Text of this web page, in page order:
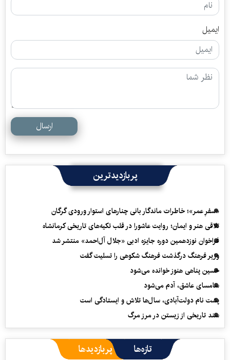
ایمیل
ارسال
پربازدیدترین
«سفرِ عمر»؛ خاطرات ماندگار بانی چنارهای استوار ورودی گرگان
تلاقی هنر و ایمان؛ روایت عاشورا در قلب تکیه‌های تاریخی کرمانشاه
فراخوان نوزدهمین دوره جایزه ادبی «جلال آل‌احمد» منتشر شد
وزیر فرهنگ درگذشت فرهنگ شکوهی را تسلیت گفت
حسین پناهی هنوز خوانده می‌شود
سامسای عاشق، آدم می‌شود
پشت نام دولت‌آبادی، سال‌ها تلاش و ایستادگی است
سند تاریخی از زیستن در مرز مرگ
تازه‌ها پربازدیدها